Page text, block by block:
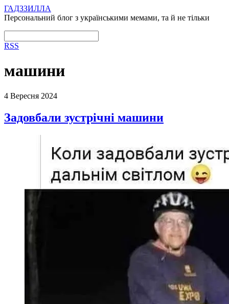
ГАДЗЗИЛЛА
Персональний блог з українськими мемами, та й не тільки
RSS
машини
4 Вересня 2024
Задовбали зустрічні машини